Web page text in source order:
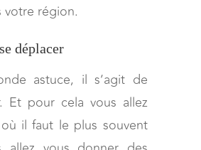
votre région.
déplacer
astuce, il s’agit de
Et pour cela vous allez
il faut le plus souvent